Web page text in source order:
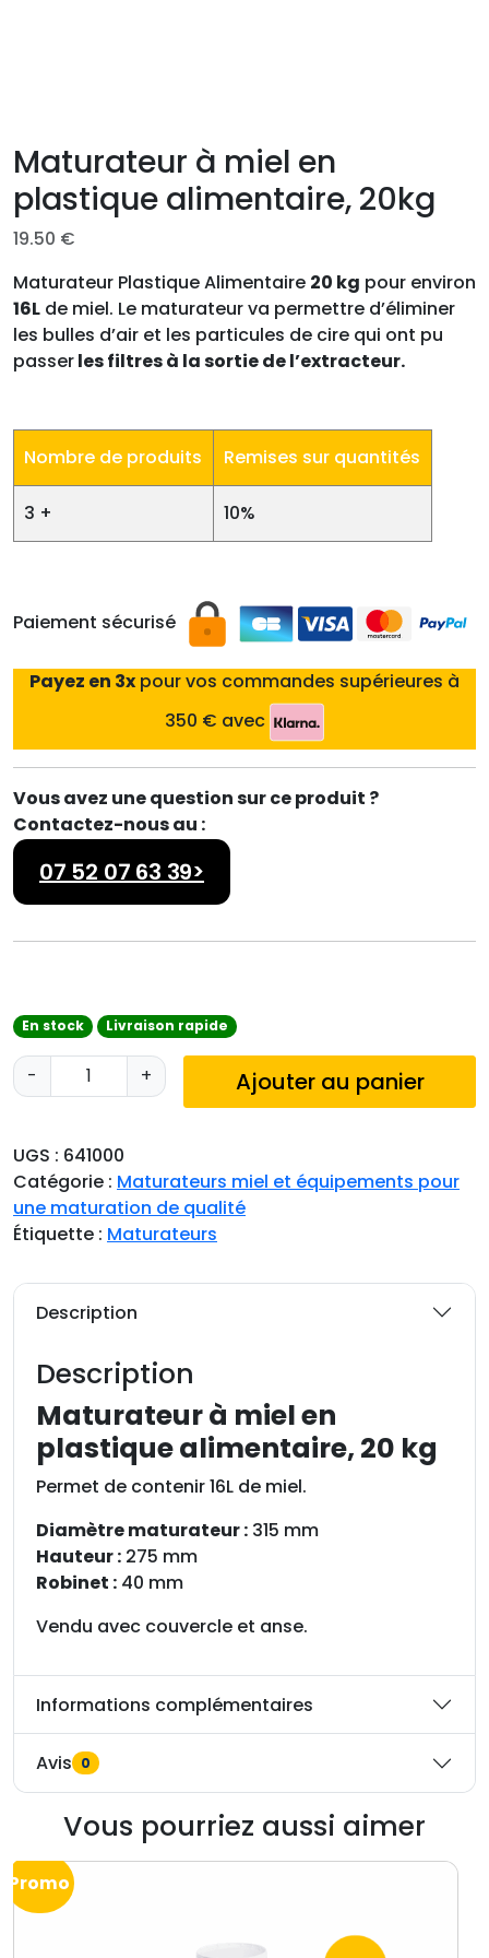
Maturateur à miel en
plastique alimentaire, 20kg
19.50 €
Maturateur Plastique Alimentaire 20 kg pour environ
16L de miel. Le maturateur va permettre d’éliminer
les bulles d’air et les particules de cire qui ont pu
passerles filtres à la sortie de l’extracteur.
Nombre de produits Remises sur quantités
3 + 10%
Paiement sécurisé
Payez en 3x pour vos commandes supérieures à
350 € avec
Vous avez une question sur ce produit ?
Contactez-nous au :
07 52 07 63 39>
En stock Livraison rapide
-
q
u
n
t
i
t
e
t
i
+ Ajouter au panier
UGS : 641000
Catégorie : Maturateurs miel et équipements pour
une maturation de qualité
Étiquette : Maturateurs
Description
Description
Maturateur à miel en
plastique alimentaire, 20 kg
Permet de contenir 16L de miel.
Diamètre maturateur : 315 mm
Hauteur : 275 mm
Robinet : 40 mm
Vendu avec couvercle et anse.
Informations complémentaires
Avis 0
Vous pourriez aussi aimer
Promo